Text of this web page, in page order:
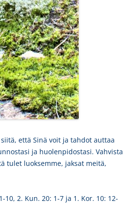
että Sinä voit ja tahdot auttaa
ja huolenpidostasi. Vahvista
tulet luoksemme, jaksat meitä,
10, 2. Kun. 20: 1-7 ja 1. Kor. 10: 12-